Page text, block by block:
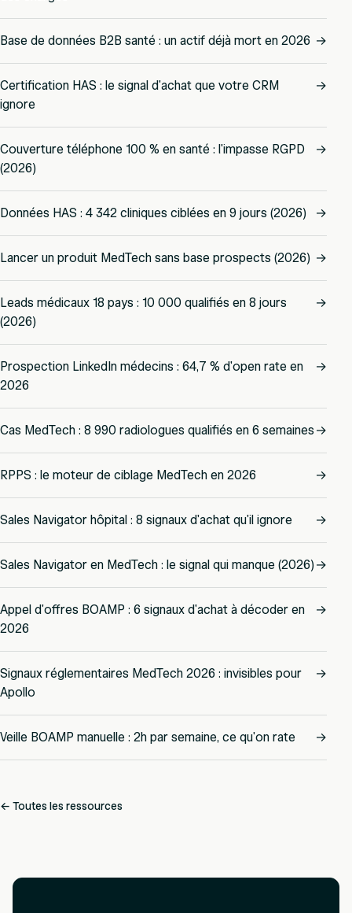
Base de données B2B santé : un actif déjà mort en 2026 →
Certification HAS : le signal d'achat que votre CRM
ignore
→
Couverture téléphone 100 % en santé : l'impasse RGPD
(2026)
→
Données HAS : 4 342 cliniques ciblées en 9 jours (2026) →
Lancer un produit MedTech sans base prospects (2026) →
Leads médicaux 18 pays : 10 000 qualifiés en 8 jours
(2026)
→
Prospection LinkedIn médecins : 64,7 % d'open rate en
2026
→
Cas MedTech : 8 990 radiologues qualifiés en 6 semaines →
RPPS : le moteur de ciblage MedTech en 2026 →
Sales Navigator hôpital : 8 signaux d'achat qu'il ignore →
Sales Navigator en MedTech : le signal qui manque (2026)→
Appel d'offres BOAMP : 6 signaux d'achat à décoder en
2026
→
Signaux réglementaires MedTech 2026 : invisibles pour
Apollo
→
Veille BOAMP manuelle : 2h par semaine, ce qu'on rate →
← Toutes les ressources